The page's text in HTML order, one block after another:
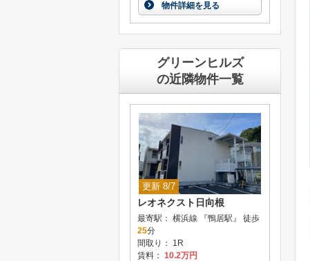
物件詳細を見る
グリーンヒルズ
の近隣物件一覧
更新 8/7
レオネクスト日向根
最寄駅： 横浜線 『鴨居駅』 徒歩
25分
間取り： 1R
賃料： 10.2万円